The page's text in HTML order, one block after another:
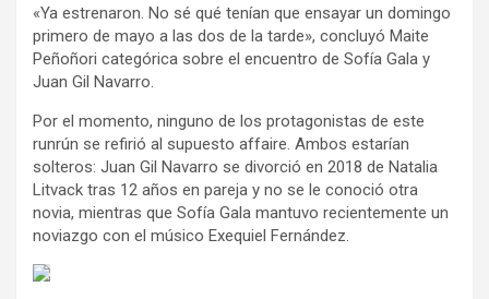
«Ya estrenaron. No sé qué tenían que ensayar un domingo
primero de mayo a las dos de la tarde», concluyó Maite
Peñoñori categórica sobre el encuentro de Sofía Gala y
Juan Gil Navarro.
Por el momento, ninguno de los protagonistas de este
runrún se refirió al supuesto affaire. Ambos estarían
solteros: Juan Gil Navarro se divorció en 2018 de Natalia
Litvack tras 12 años en pareja y no se le conoció otra
novia, mientras que Sofía Gala mantuvo recientemente un
noviazgo con el músico Exequiel Fernández.